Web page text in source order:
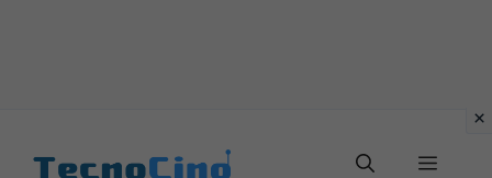
Menu